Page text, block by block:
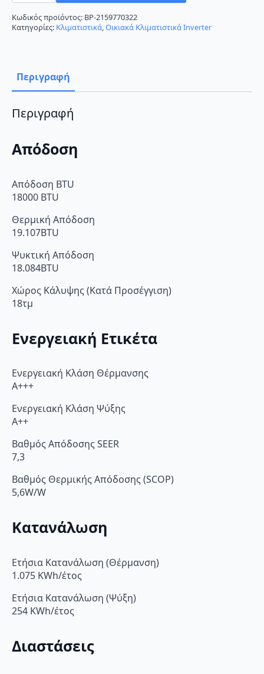
Κλιματιστικό
Inverter
18000
BTU
και
Wi-
Fi
Κωδικός προϊόντος: BP-2159770322
Κατηγορίες: Κλιματιστικά,Οικιακά Κλιματιστικά Inverter
Περιγραφή
Περιγραφή
Απόδοση
Απόδοση BTU
18000 BTU
Θερμική Απόδοση
19.107BTU
Ψυκτική Απόδοση
18.084BTU
Χώρος Κάλυψης (Κατά Προσέγγιση)
18τμ
Ενεργειακή Ετικέτα
Ενεργειακή Κλάση Θέρμανσης
A+++
Ενεργειακή Κλάση Ψύξης
A++
Βαθμός Απόδοσης SEER
7,3
Βαθμός Θερμικής Απόδοσης (SCOP)
5,6W/W
Κατανάλωση
Ετήσια Κατανάλωση (Θέρμανση)
1.075 KWh/έτος
Ετήσια Κατανάλωση (Ψύξη)
254 KWh/έτος
Διαστάσεις